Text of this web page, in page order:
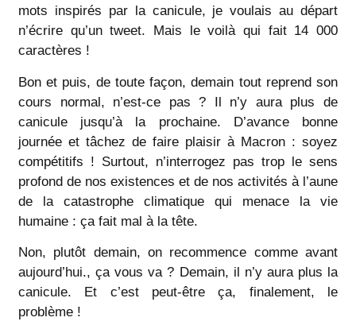
mots inspirés par la canicule, je voulais au départ
n’écrire qu’un tweet. Mais le voilà qui fait 14 000
caractères !
Bon et puis, de toute façon, demain tout reprend son
cours normal, n’est-ce pas ? Il n’y aura plus de
canicule jusqu’à la prochaine. D’avance bonne
journée et tâchez de faire plaisir à Macron : soyez
compétitifs ! Surtout, n’interrogez pas trop le sens
profond de nos existences et de nos activités à l’aune
de la catastrophe climatique qui menace la vie
humaine : ça fait mal à la tête.
Non, plutôt demain, on recommence comme avant
aujourd’hui., ça vous va ? Demain, il n’y aura plus la
canicule. Et c’est peut-être ça, finalement, le
problème !